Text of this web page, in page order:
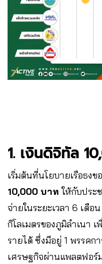
1. เงินดิจิทัล
เริ่มต้นที่นโยบายเรือธงข
10,000 บาทให้กับประ
จ่ายในระยะเวลา 6 เดือ
กิโลเมตรของภูมิลำเนา
รายได้ ซึ่งมีอยู่ 1 พรรคก
เศรษฐกิจผ่านแพลตฟอร์